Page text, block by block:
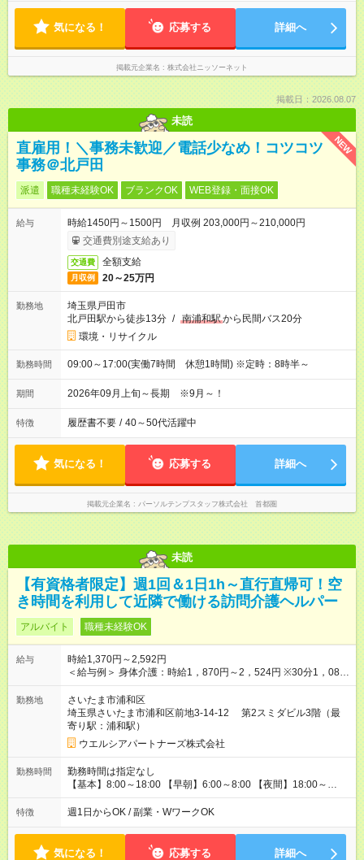
気になる！ 応募する 詳細へ
掲載元企業名 株式会社ニッソーネット
掲載日：2026.08.07
未読
NEW
直雇用！＼事務未歓迎／電話少なめ！コツコツ
事務＠北戸田
派遣 職種未経験OK ブランクOK WEB登録・面接OK
給与
時給1450円～1500円 月収例 203,000円～210,000円
交通費別途支給あり
交通費 全額支給
月収例 20～25万円
勤務地
埼玉県戸田市
北戸田駅から徒歩13分 / 南浦和駅から民間バス20分
環境・リサイクル
勤務時間 09:00～17:00(実働7時間 休憩1時間) ※定時：8時半～
期間 2026年09月上旬～長期 ※9月～！
特徴 履歴書不要 / 40～50代活躍中
気になる！ 応募する 詳細へ
掲載元企業名 パーソルテンプスタッフ株式会社 首都圏
未読
【有資格者限定】週1回＆1日1h～直行直帰可！空
き時間を利用して近隣で働ける訪問介護ヘルパー
アルバイト 職種未経験OK
給与
時給1,370円～2,592円
＜給与例＞ 身体介護：時給1，870円～2，524円 ※30分1，085
円のサービスあり 生活援助：時給1，370円～1，849円 介護保
険外：1，520円～2，052円 ＜介護福祉士の場合の給与例＞ 身
体介護：時給1，920円～2，592円 ※30分1，110円のサービス
あり 生活援助：時給1，420円～1，917円 介護保険外：時給1，
570円～2，119円 ・早朝/夜間/祝日は時給25％UP ・日曜日は時
給35％UP ・固定残業なし （残業代別途全額支給） 【試用期
勤務地
さいたま市浦和区
埼玉県さいたま市浦和区前地3-14-12 第2スミダビル3階（最
寄り駅：浦和駅）
ウエルシアパートナーズ株式会社
勤務時間
勤務時間は指定なし
【基本】8:00～18:00 【早朝】6:00～8:00 【夜間】18:00～
22:00の間で 週1日・1日1時間～最大8時間 ※時間応相談 近隣勤
務で直行直帰可！ ★平日のみ、土日のみ 午前のみ・午後のみな
ワーク(副業)OK 扶養控除内勤務もモチロンOK
特徴 週1日からOK / 副業・WワークOK
気になる！ 応募する 詳細へ